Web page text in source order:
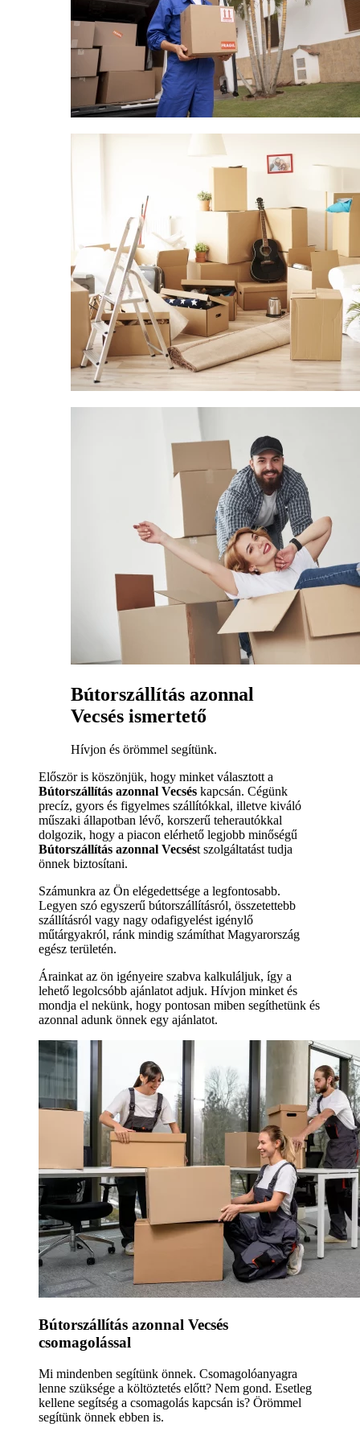
Bútorszállítás azonnal
Vecsés ismertető
Hívjon és örömmel segítünk.
Először is köszönjük, hogy minket választott a
Bútorszállítás azonnal Vecsés kapcsán. Cégünk
precíz, gyors és figyelmes szállítókkal, illetve kiváló
műszaki állapotban lévő, korszerű teherautókkal
dolgozik, hogy a piacon elérhető legjobb minőségű
Bútorszállítás azonnal Vecsést szolgáltatást tudja
önnek biztosítani.
Számunkra az Ön elégedettsége a legfontosabb.
Legyen szó egyszerű bútorszállításról, összetettebb
szállításról vagy nagy odafigyelést igénylő
műtárgyakról, ránk mindig számíthat Magyarország
egész területén.
Árainkat az ön igényeire szabva kalkuláljuk, így a
lehető legolcsóbb ajánlatot adjuk. Hívjon minket és
mondja el nekünk, hogy pontosan miben segíthetünk és
azonnal adunk önnek egy ajánlatot.
Bútorszállítás azonnal Vecsés
csomagolással
Mi mindenben segítünk önnek. Csomagolóanyagra
lenne szüksége a költöztetés előtt? Nem gond. Esetleg
kellene segítség a csomagolás kapcsán is? Örömmel
segítünk önnek ebben is.